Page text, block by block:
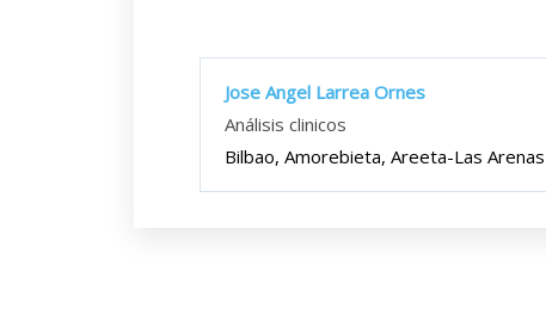
Jose Angel Larrea Ornes
Análisis clinicos
Bilbao, Amorebieta, Areeta-Las Arenas